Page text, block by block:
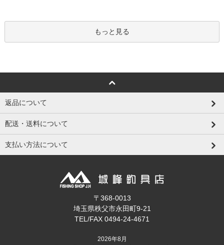
もっと見る
返品について
配送・送料について
支払い方法について
〒368-0013
埼玉県秩父市永田町9-21
TEL/FAX 0494-24-4671
2026年8月